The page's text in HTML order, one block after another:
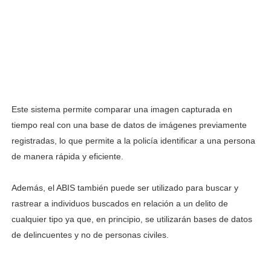
Este sistema permite comparar una imagen capturada en
tiempo real con una base de datos de imágenes previamente
registradas, lo que permite a la policía identificar a una persona
de manera rápida y eficiente.
Además, el ABIS también puede ser utilizado para buscar y
rastrear a individuos buscados en relación a un delito de
cualquier tipo ya que, en principio, se utilizarán bases de datos
de delincuentes y no de personas civiles.